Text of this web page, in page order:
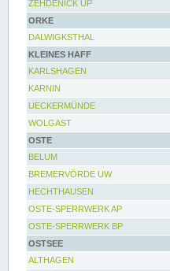
ZEHDENICK UP
ORKE
DALWIGKSTHAL
KLEINES HAFF
KARLSHAGEN
KARNIN
UECKERMÜNDE
WOLGAST
OSTE
BELUM
BREMERVÖRDE UW
HECHTHAUSEN
OSTE-SPERRWERK AP
OSTE-SPERRWERK BP
OSTSEE
ALTHAGEN